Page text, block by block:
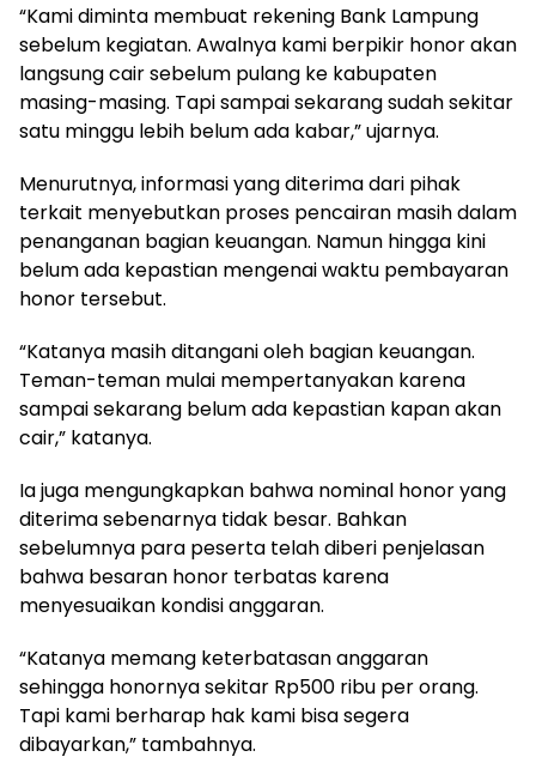
“Kami diminta membuat rekening Bank Lampung
sebelum kegiatan. Awalnya kami berpikir honor akan
langsung cair sebelum pulang ke kabupaten
masing-masing. Tapi sampai sekarang sudah sekitar
satu minggu lebih belum ada kabar,” ujarnya.
Menurutnya, informasi yang diterima dari pihak
terkait menyebutkan proses pencairan masih dalam
penanganan bagian keuangan. Namun hingga kini
belum ada kepastian mengenai waktu pembayaran
honor tersebut.
“Katanya masih ditangani oleh bagian keuangan.
Teman-teman mulai mempertanyakan karena
sampai sekarang belum ada kepastian kapan akan
cair,” katanya.
Ia juga mengungkapkan bahwa nominal honor yang
diterima sebenarnya tidak besar. Bahkan
sebelumnya para peserta telah diberi penjelasan
bahwa besaran honor terbatas karena
menyesuaikan kondisi anggaran.
“Katanya memang keterbatasan anggaran
sehingga honornya sekitar Rp500 ribu per orang.
Tapi kami berharap hak kami bisa segera
dibayarkan,” tambahnya.